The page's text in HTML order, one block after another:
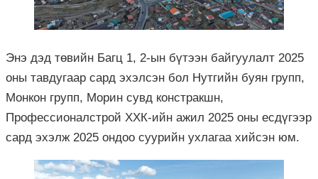
Энэ дэд төвийн Багц 1, 2-ын бүтээн байгуулалт 2025
оны тавдугаар сард эхэлсэн бол Нутгийн буян групп,
Монкон групп, Морин сувд констракшн,
Профессионалстрой ХХК-ийн ажил 2025 оны есдүгээр
сард эхэлж 2025 ондоо суурийн ухлагаа хийсэн юм.